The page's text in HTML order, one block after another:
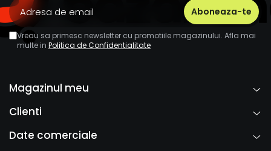
Vreau sa primesc newsletter cu promotiile magazinului. Afla mai
multe in Politica de Confidentialitate
Magazinul meu
Clienti
Date comerciale